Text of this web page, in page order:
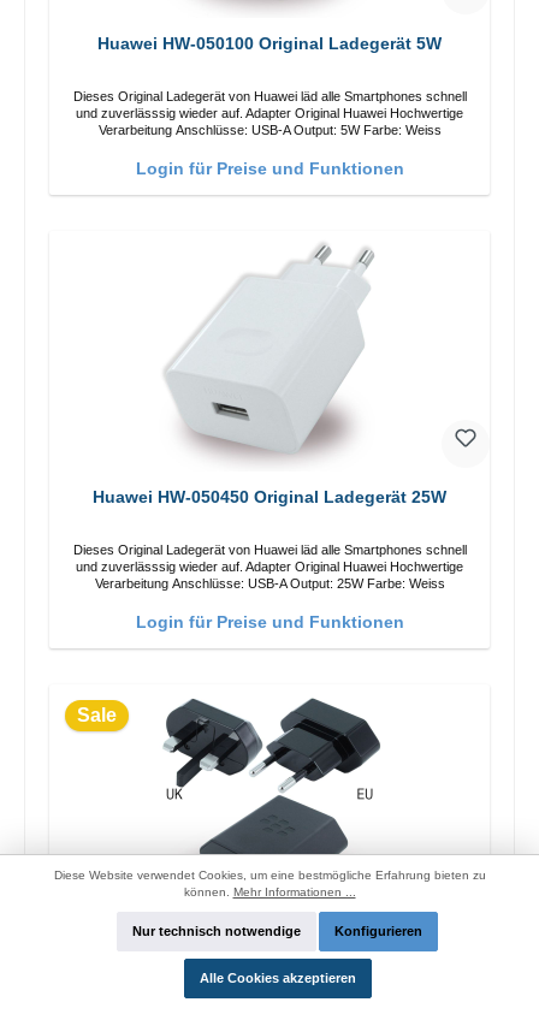
Huawei HW-050100 Original Ladegerät 5W
Dieses Original Ladegerät von Huawei läd alle Smartphones schnell
und zuverlässsig wieder auf. Adapter Original Huawei Hochwertige
Verarbeitung Anschlüsse: USB-A Output: 5W Farbe: Weiss
Login für Preise und Funktionen
Huawei HW-050450 Original Ladegerät 25W
Dieses Original Ladegerät von Huawei läd alle Smartphones schnell
und zuverlässsig wieder auf. Adapter Original Huawei Hochwertige
Verarbeitung Anschlüsse: USB-A Output: 25W Farbe: Weiss
Login für Preise und Funktionen
Sale
Blackberry RC-1500 Schnellladegerät 13.5W
Dieses Original Ladegerät von Blackberry läd alle Smartphones
Diese Website verwendet Cookies, um eine bestmögliche Erfahrung bieten zu
können. Mehr Informationen ...
Nur technisch notwendige Konfigurieren
Alle Cookies akzeptieren